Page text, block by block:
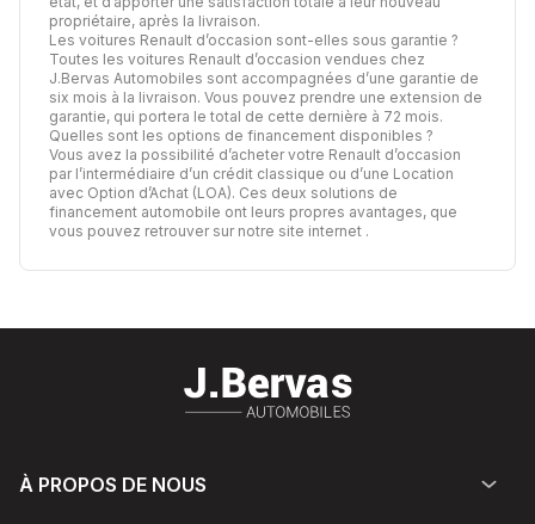
propriétaire, après la livraison.
Les voitures Renault d’occasion sont-elles sous garantie ?
Toutes les voitures Renault d’occasion vendues chez
J.Bervas Automobiles sont accompagnées d’une garantie de
six mois à la livraison. Vous pouvez prendre une extension de
garantie, qui portera le total de cette dernière à 72 mois.
Quelles sont les options de financement disponibles ?
Vous avez la possibilité d’acheter votre Renault d’occasion
par l’intermédiaire d’un crédit classique ou d’une Location
avec Option d’Achat (LOA). Ces deux solutions de
financement automobile ont leurs propres avantages, que
vous pouvez retrouver sur notre site internet .
À PROPOS DE NOUS